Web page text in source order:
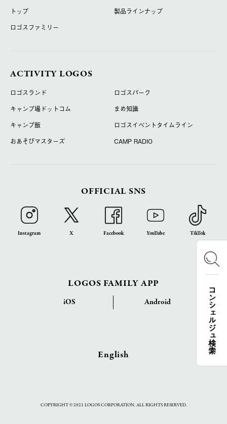
コンシェルジュ検索
トップ
製品ラインナップ
ロゴスファミリー
ACTIVITY LOGOS
ロゴスランド
ロゴスパーク
キャンプ場ドットコム
まめ知識
キャンプ飯
ロゴスイベントタイムライン
おあそびマスターズ
CAMP RADIO
OFFICIAL SNS
Instagram X Facebook YouTube TikTok
LOGOS FAMILY APP
iOS Android
English
COPYRIGHT © 2021 LOGOS CORPORATION. ALL RIGHTS RESERVED.